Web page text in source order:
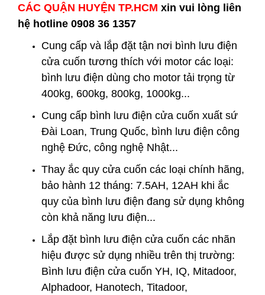
CÁC QUẬN HUYỆN TP.HCM xin vui lòng liên
hệ hotline 0908 36 1357
Cung cấp và lắp đặt tận nơi bình lưu điện
cửa cuốn tương thích với motor các loại:
bình lưu điện dùng cho motor tải trọng từ
400kg, 600kg, 800kg, 1000kg...
Cung cấp bình lưu điện cửa cuốn xuất sứ
Đài Loan, Trung Quốc, bình lưu điện công
nghệ Đức, công nghệ Nhật...
Thay ắc quy cửa cuốn các loại chính hãng,
bảo hành 12 tháng: 7.5AH, 12AH khi ắc
quy của bình lưu điện đang sử dụng không
còn khả năng lưu điện...
Lắp đặt bình lưu điện cửa cuốn các nhãn
hiệu được sử dụng nhiều trên thị trường:
Bình lưu điện cửa cuốn YH, IQ, Mitadoor,
Alphadoor, Hanotech, Titadoor,